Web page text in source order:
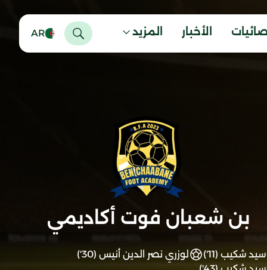
الأخبار المزيد AR
بن شعبان فوت أكاديمي
سيد شكيب (11')
لوزري نصر الدين أنيس (30')